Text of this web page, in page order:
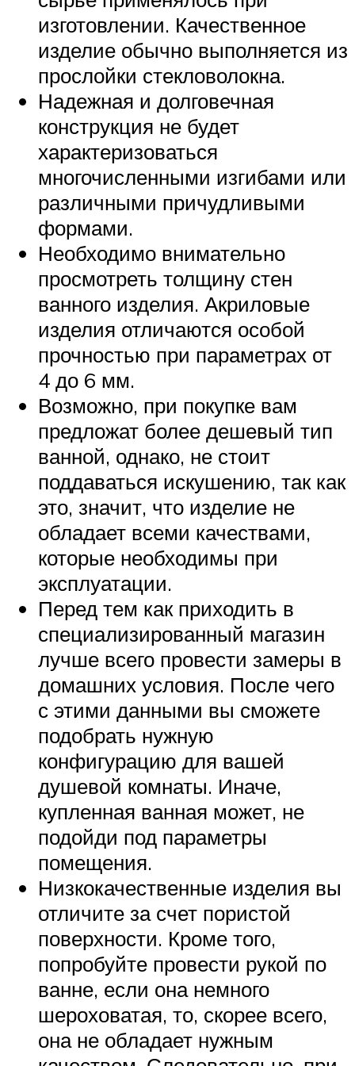
изготовлении. Качественное
изделие обычно выполняется из
прослойки стекловолокна.
Надежная и долговечная
конструкция не будет
характеризоваться
многочисленными изгибами или
различными причудливыми
формами.
Необходимо внимательно
просмотреть толщину стен
ванного изделия. Акриловые
изделия отличаются особой
прочностью при параметрах от
4 до 6 мм.
Возможно, при покупке вам
предложат более дешевый тип
ванной, однако, не стоит
поддаваться искушению, так как
это, значит, что изделие не
обладает всеми качествами,
которые необходимы при
эксплуатации.
Перед тем как приходить в
специализированный магазин
лучше всего провести замеры в
домашних условия. После чего
с этими данными вы сможете
подобрать нужную
конфигурацию для вашей
душевой комнаты. Иначе,
купленная ванная может, не
подойди под параметры
помещения.
Низкокачественные изделия вы
отличите за счет пористой
поверхности. Кроме того,
попробуйте провести рукой по
ванне, если она немного
шероховатая, то, скорее всего,
она не обладает нужным